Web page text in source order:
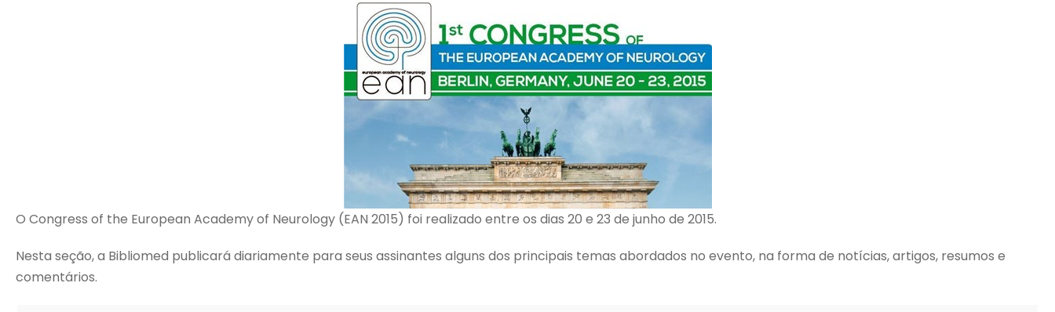
O Congress of the European Academy of Neurology (EAN 2015) foi realizado entre os dias 20 e 23 de junho de 2015.
Nesta seção, a Bibliomed publicará diariamente para seus assinantes alguns dos principais temas abordados no evento, na forma de notícias, artigos, resumos e
comentários.